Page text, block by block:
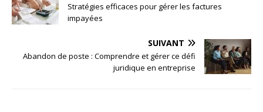
Stratégies efficaces pour gérer les factures
impayées
SUIVANT
Abandon de poste : Comprendre et gérer ce défi
juridique en entreprise